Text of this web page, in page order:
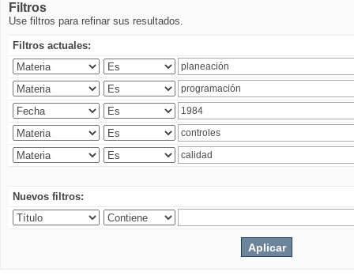
Filtros
Use filtros para refinar sus resultados.
Filtros actuales:
Nuevos filtros: